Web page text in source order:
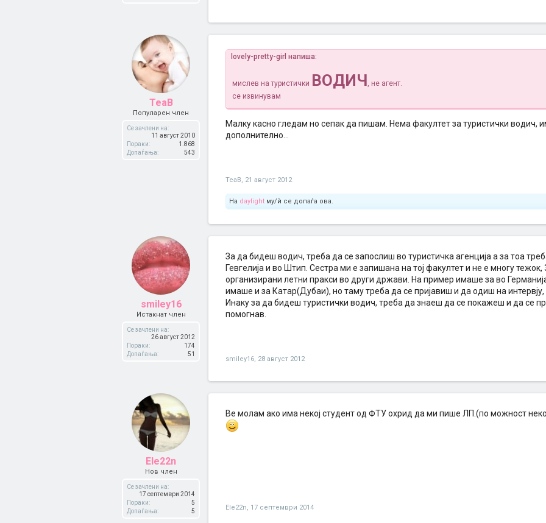
TeaB
Популарен член
Се зачлени на:
11 август 2010
Пораки:
1.868
Допаѓања:
543
lovely-pretty-girl напиша:
мислев на туристички ВОДИЧ, не агент.
се извинувам
Малку касно гледам но сепак да пишам. Нема факултет за туристички водич,
дополнително...
TeaB, 21 август 2012
На daylight му/ѝ се допаѓа ова.
smiley16
Истакнат член
Се зачлени на:
26 август 2012
Пораки:
174
Допаѓања:
51
За да бидеш водич, треба да се запослиш во туристичка агенција а за тоа
Гевгелија и во Штип. Сестра ми е запишана на тој факултет и не е многу
организирани летни пракси во други држави. На пример имаше за во
имаше и за Катар(Дубаи), но таму треба да се пријавиш и да одиш на
Инаку за да бидеш туристички водич, треба да знаеш да се покажеш и да се
помогнав.
smiley16, 28 август 2012
Ele22n
Нов член
Се зачлени на:
17 септември 2014
Пораки:
5
Допаѓања:
5
Ве молам ако има некој студент од ФТУ охрид да ми пише ЛП.(по можност
Ele22n, 17 септември 2014